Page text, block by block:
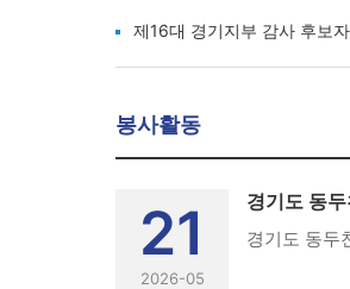
제16대 경기지부 감사 후보
봉사활동
21
2026-05
경기도 동